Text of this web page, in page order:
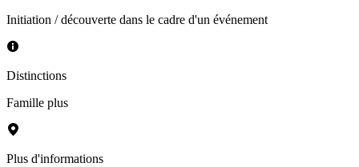
Initiation / découverte dans le cadre d'un événement
Distinctions
Famille plus
Plus d'informations